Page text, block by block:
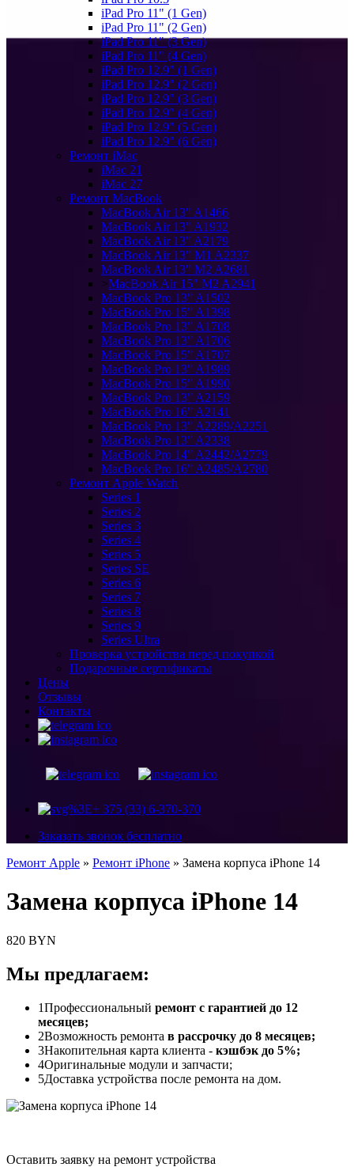
iPad Pro 11" (1 Gen)
iPad Pro 11" (2 Gen)
iPad Pro 11" (3 Gen)
iPad Pro 11" (4 Gen)
iPad Pro 12.9" (1 Gen)
iPad Pro 12.9" (2 Gen)
iPad Pro 12.9" (3 Gen)
iPad Pro 12.9" (4 Gen)
iPad Pro 12.9" (5 Gen)
iPad Pro 12.9" (6 Gen)
Ремонт iMac
iMac 21
iMac 27
Ремонт MacBook
MacBook Air 13" A1466
MacBook Air 13" A1932
MacBook Air 13" A2179
MacBook Air 13" M1 A2337
MacBook Air 13" M2 A2681
>MacBook Air 15" M2 A2941
MacBook Pro 13" A1502
MacBook Pro 15" A1398
MacBook Pro 13" A1708
MacBook Pro 13" A1706
MacBook Pro 15" A1707
MacBook Pro 13" A1989
MacBook Pro 15" A1990
MacBook Pro 13" A2159
MacBook Pro 16" A2141
MacBook Pro 13" A2289/A2251
MacBook Pro 13" A2338
MacBook Pro 14" A2442/A2779
MacBook Pro 16" A2485/A2780
Ремонт Apple Watch
Series 1
Series 2
Series 3
Series 4
Series 5
Series SE
Series 6
Series 7
Series 8
Series 9
Series Ultra
Проверка устройства перед покупкой
Подарочные сертификаты
Цены
Отзывы
Контакты
+ 375 (33) 6-370-370
Заказать звонок бесплатно
Ремонт Apple » Ремонт iPhone » Замена корпуса iPhone 14
Замена корпуса iPhone 14
820 BYN
Мы предлагаем:
1Профессиональный ремонт с гарантией до 12
месяцев;
2Возможность ремонта в рассрочку до 8 месяцев;
3Накопительная карта клиента - кэшбэк до 5%;
4Оригинальные модули и запчасти;
5Доставка устройства после ремонта на дом.
Оставить заявку на ремонт устройства